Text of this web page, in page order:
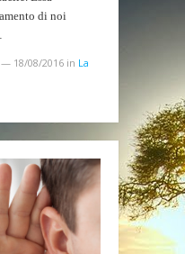
di noi
— 18/08/2016 in La